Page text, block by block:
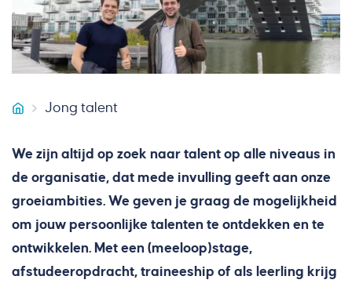
VB Groep
Jong talent
We zijn altijd op zoek naar talent op alle niveaus in
de organisatie, dat mede invulling geeft aan onze
groeiambities. We geven je graag de mogelijkheid
om jouw persoonlijke talenten te ontdekken en te
ontwikkelen. Met een (meeloop)stage,
afstudeeropdracht, traineeship of als leerling krijg